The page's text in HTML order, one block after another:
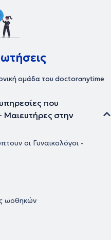
ομάδα του doctoranytime
που
Μαιευτήρες στην
οι Γυναικολόγοι -
ωοθηκών